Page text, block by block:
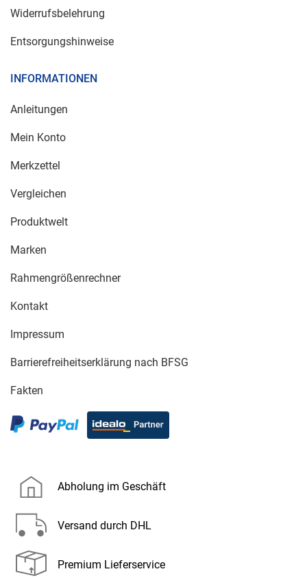
Widerrufsbelehrung
Entsorgungshinweise
INFORMATIONEN
Anleitungen
Mein Konto
Merkzettel
Vergleichen
Produktwelt
Marken
Rahmengrößenrechner
Kontakt
Impressum
Barrierefreiheitserklärung nach BFSG
Fakten
Abholung im Geschäft
Versand durch DHL
Premium Lieferservice